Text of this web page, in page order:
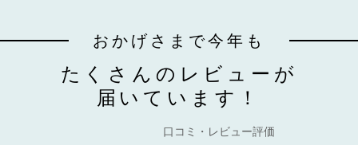
おかげさまで今年も
たくさんのレビューが
届いています！
口コミ・レビュー評価